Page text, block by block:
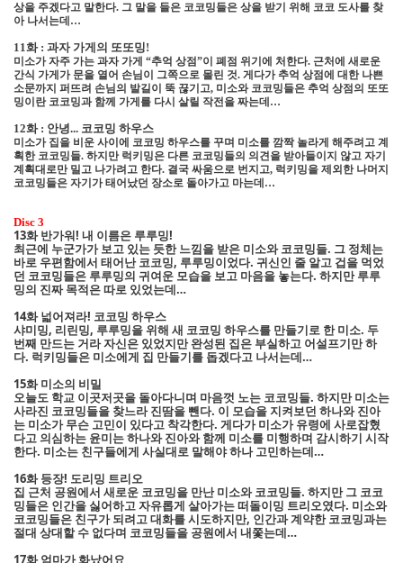
상을 주겠다고 말한다. 그 말을 들은 코코밍들은 상을 받기 위해 코코 도사를 찾
아 나서는데 …
11화 : 과자 가게의 또또밍!
미소가 자주 가는 과자 가게 “추억 상점”이 폐점 위기에 처한다. 근처에 새로운
간식 가게가 문을 열어 손님이 그쪽으로 몰린 것. 게다가 추억 상점에 대한 나쁜
소문까지 퍼뜨려 손님의 발길이 뚝 끊기고, 미소와 코코밍들은 추억 상점의 또또
밍이란 코코밍과 함께 가게를 다시 살릴 작전을 짜는데 …
12화 : 안녕... 코코밍 하우스
미소가 집을 비운 사이에 코코밍 하우스를 꾸며 미소를 깜짝 놀라게 해주려고 계
획한 코코밍들. 하지만 럭키밍은 다른 코코밍들의 의견을 받아들이지 않고 자기
계획대로만 밀고 나가려고 한다. 결국 싸움으로 번지고, 럭키밍을 제외한 나머지
코코밍들은 자기가 태어났던 장소로 돌아가고 마는데 …
Disc 3
13화 반가워! 내 이름은 루루밍!
최근에 누군가가 보고 있는 듯한 느낌을 받은 미소와 코코밍들. 그 정체는
바로 우편함에서 태어난 코코밍, 루루밍이었다. 귀신인 줄 알고 겁을 먹었
던 코코밍들은 루루밍의 귀여운 모습을 보고 마음을 놓는다. 하지만 루루
밍의 진짜 목적은 따로 있었는데…
14화 넓어져라! 코코밍 하우스
샤미밍, 리린밍, 루루밍을 위해 새 코코밍 하우스를 만들기로 한 미소. 두
번째 만드는 거라 자신은 있었지만 완성된 집은 부실하고 어설프기만 하
다. 럭키밍들은 미소에게 집 만들기를 돕겠다고 나서는데…
15화 미소의 비밀
오늘도 학교 이곳저곳을 돌아다니며 마음껏 노는 코코밍들. 하지만 미소는
사라진 코코밍들을 찾느라 진땀을 뺀다. 이 모습을 지켜보던 하나와 진아
는 미소가 무슨 고민이 있다고 착각한다. 게다가 미소가 유령에 사로잡혔
다고 의심하는 윤미는 하나와 진아와 함께 미소를 미행하며 감시하기 시작
한다. 미소는 친구들에게 사실대로 말해야 하나 고민하는데…
16화 등장! 도리밍 트리오
집 근처 공원에서 새로운 코코밍을 만난 미소와 코코밍들. 하지만 그 코코
밍들은 인간을 싫어하고 자유롭게 살아가는 떠돌이밍 트리오였다. 미소와
코코밍들은 친구가 되려고 대화를 시도하지만, 인간과 계약한 코코밍과는
절대 상대할 수 없다며 코코밍들을 공원에서 내쫓는데…
17화 엄마가 화났어요